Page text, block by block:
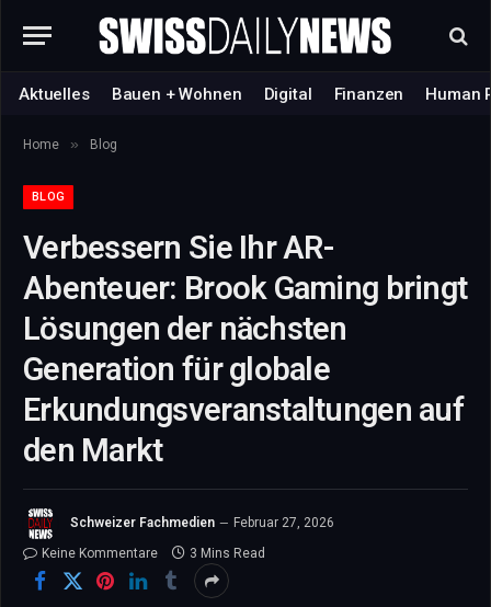
Aktuelles Bauen + Wohnen Digital Finanzen Human
Home » Blog
BLOG
Verbessern Sie Ihr AR-
Abenteuer: Brook Gaming bringt
Lösungen der nächsten
Generation für globale
Erkundungsveranstaltungen auf
den Markt
Schweizer Fachmedien
Februar 27, 2026
Keine Kommentare
3 Mins Read